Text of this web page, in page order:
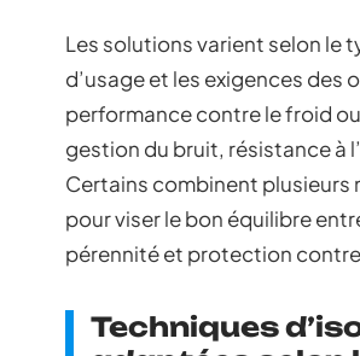
Les solutions varient selon le
d’usage et les exigences des
performance contre le froid
gestion du bruit, résistance à
Certains combinent plusieurs
pour viser le bon équilibre
pérennité et protection contre
Techniques